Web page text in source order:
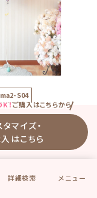
！ご購入はこちらから
マイズ・
はこちら
S04
ット」のサン